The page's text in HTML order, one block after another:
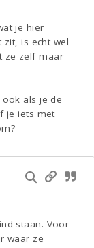
je hier
is echt wel
ze zelf maar
als je de
je iets met
staan. Voor
waar ze